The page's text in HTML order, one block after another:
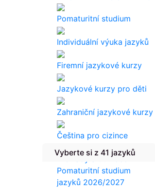
Pomaturitní studium
Individuální výuka jazyků
Firemní jazykové kurzy
Jazykové kurzy pro děti
Zahraniční jazykové kurzy
Čeština pro cizince
Překlady a tlumočení
Vyberte si z 41 jazyků
Pomaturitní studium
jazyků 2026/2027